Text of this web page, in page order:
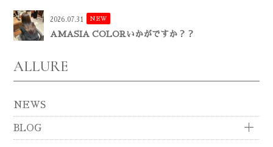
2026.07.31 NEW
AMASIA COLORいかがですか？？
ALLURE
NEWS
BLOG